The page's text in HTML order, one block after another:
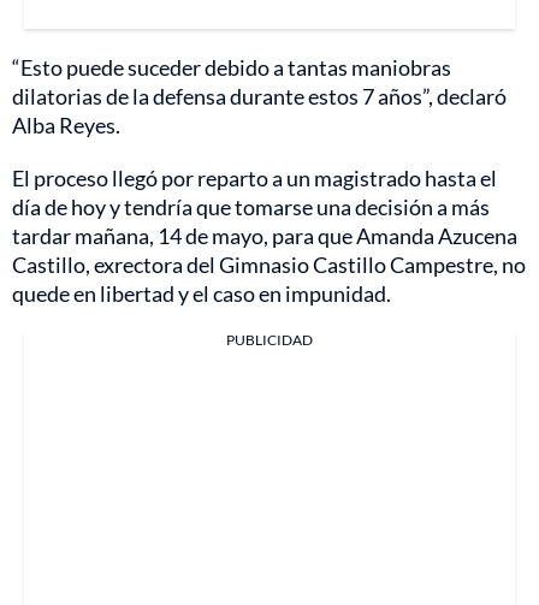
“Esto puede suceder debido a tantas maniobras
dilatorias de la defensa durante estos 7 años”, declaró
Alba Reyes.
El proceso llegó por reparto a un magistrado hasta el
día de hoy y tendría que tomarse una decisión a más
tardar mañana, 14 de mayo, para que Amanda Azucena
Castillo, exrectora del Gimnasio Castillo Campestre, no
quede en libertad y el caso en impunidad.
PUBLICIDAD